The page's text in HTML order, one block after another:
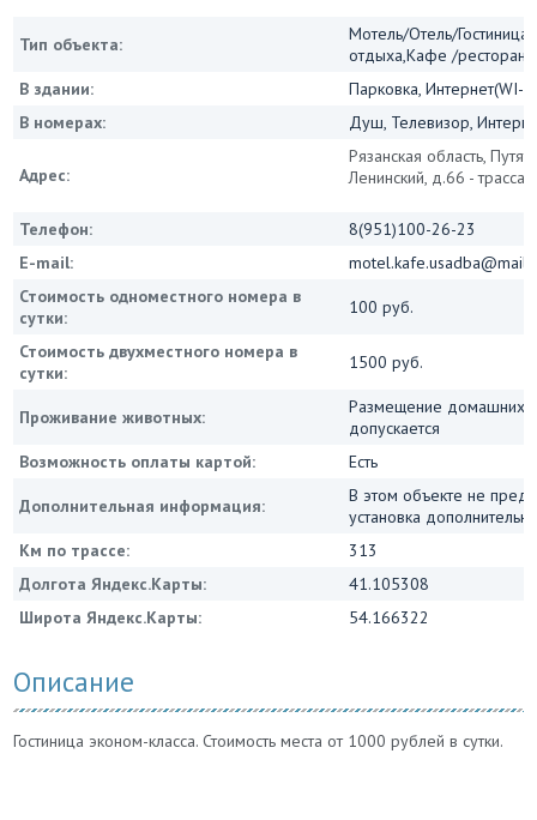
Тип объекта:
Мотель/Отель/
отдыха,Кафе /рестораны
В здании:
Парковка, Интернет(WI-
В номерах:
Душ, Телевизор,
Адрес:
Рязанская область,
Ленинский, д.66 - трасса
Телефон:
8(951)100-26-23
E-mail:
Стоимость одноместного номера в
сутки:
100 руб.
Стоимость двухместного номера в
сутки:
1500 руб.
Проживание животных:
Размещение домашних
допускается
Возможность оплаты картой:
Есть
Дополнительная информация:
В этом объекте не
установка
Км по трассе:
313
Долгота Яндекс.Карты:
41.105308
Широта Яндекс.Карты:
54.166322
Описание
Гостиница эконом-класса. Стоимость места от 1000 рублей в сутки.